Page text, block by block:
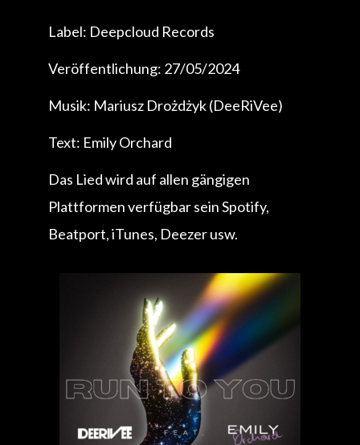
Label: Deepcloud Records
Veröffentlichung: 27/05/2024
Musik: Mariusz Drożdżyk (DeeRiVee)
Text: Emily Orchard
Das Lied wird auf allen gängigen
Plattformen verfügbar sein Spotify,
Beatport, iTunes, Deezer usw.